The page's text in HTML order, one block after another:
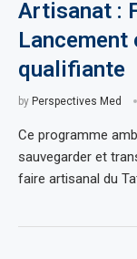
Artisanat :
qualifiante
by Perspectives Med
Ce programme
sauvegarder et
faire artisanal du